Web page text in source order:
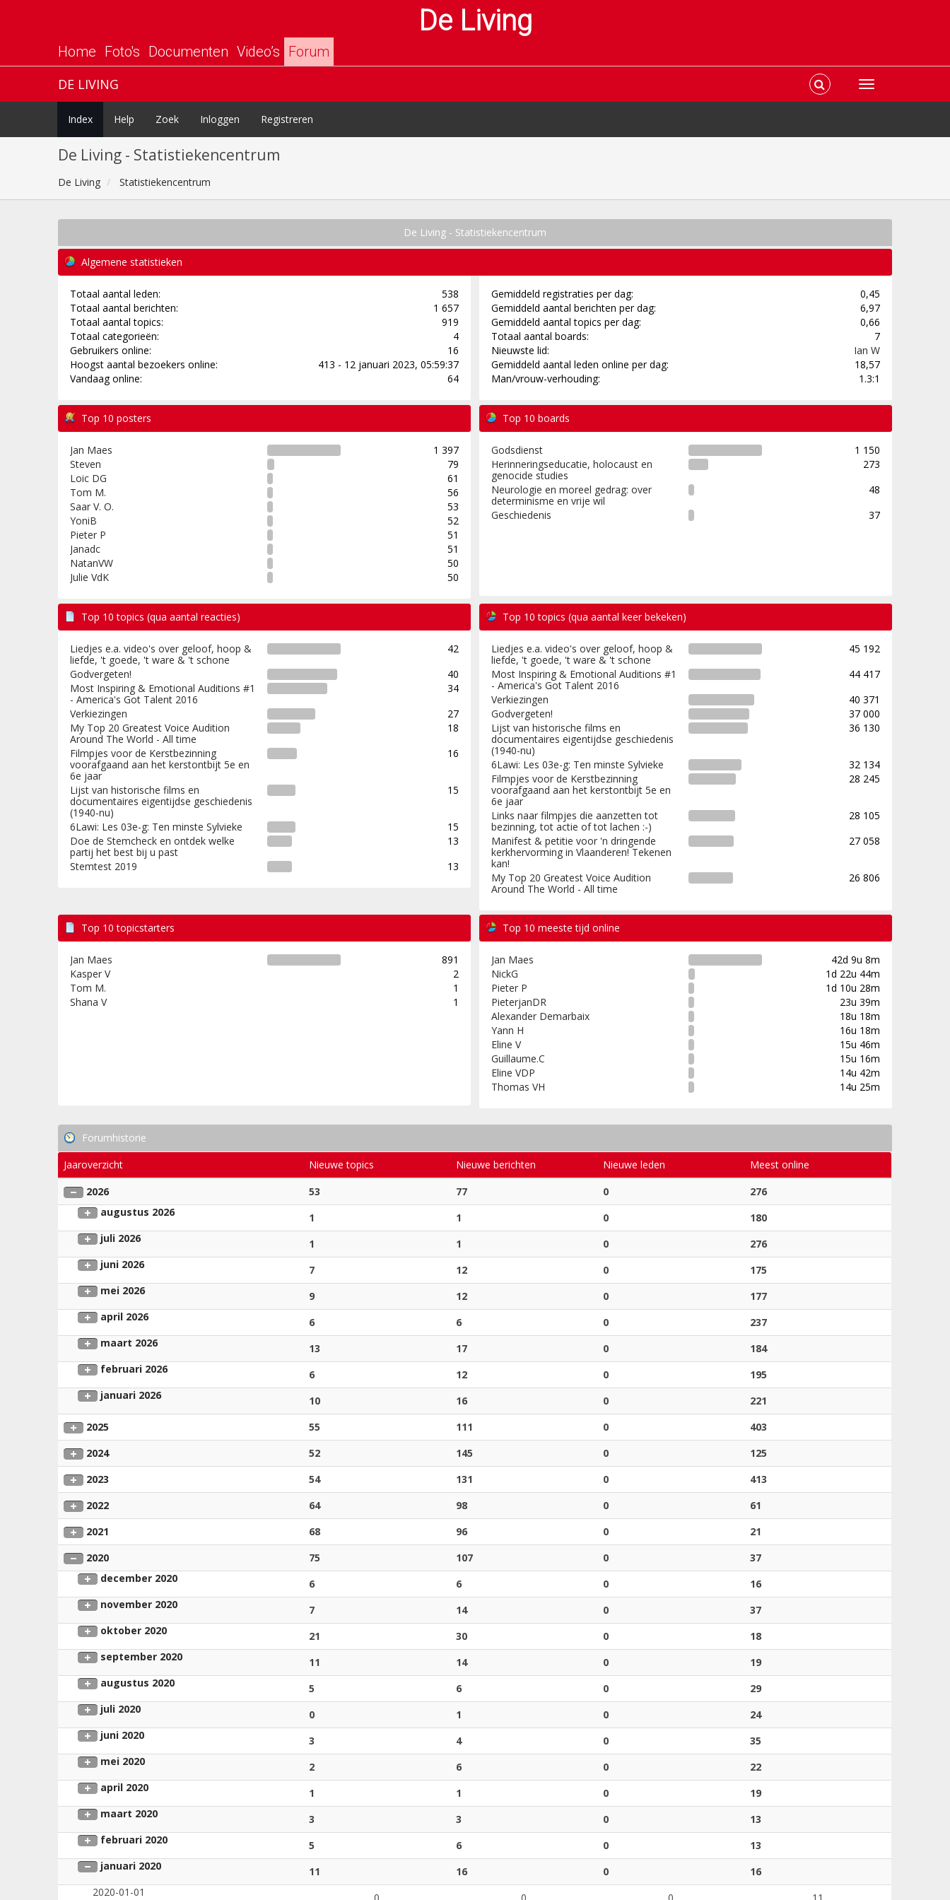
De Living
Home Foto's Documenten Video’s Forum
DE LIVING
Index Help Zoek Inloggen Registreren
De Living - Statistiekencentrum
De Living Statistiekencentrum
De Living - Statistiekencentrum
Algemene statistieken
Totaal aantal leden:
538
Totaal aantal berichten:
1 657
Totaal aantal topics:
919
Totaal categorieën:
4
Gebruikers online:
16
Hoogst aantal bezoekers online:
413 - 12 januari 2023, 05:59:37
Vandaag online:
64
Gemiddeld registraties per dag:
0,45
Gemiddeld aantal berichten per dag:
6,97
Gemiddeld aantal topics per dag:
0,66
Totaal aantal boards:
7
Nieuwste lid:
Ian W
Gemiddeld aantal leden online per dag:
18,57
Man/vrouw-verhouding:
1.3:1
Top 10 posters
Jan Maes
1 397
Steven
79
Loic DG
61
Tom M.
56
Saar V. O.
53
YoniB
52
Pieter P
51
Janadc
51
NatanVW
50
Julie VdK
50
Top 10 boards
Godsdienst
1 150
Herinneringseducatie, holocaust en
genocide studies
273
Neurologie en moreel gedrag: over
determinisme en vrije wil
48
Geschiedenis
37
Top 10 topics (qua aantal reacties)
Liedjes e.a. video's over geloof, hoop &
liefde, 't goede, 't ware & 't schone
42
Godvergeten!
40
Most Inspiring & Emotional Auditions #1
- America's Got Talent 2016
34
Verkiezingen
27
My Top 20 Greatest Voice Audition
Around The World - All time
18
Filmpjes voor de Kerstbezinning
voorafgaand aan het kerstontbijt 5e en
6e jaar
16
Lijst van historische films en
documentaires eigentijdse geschiedenis
(1940-nu)
15
6Lawi: Les 03e-g: Ten minste Sylvieke
15
Doe de Stemcheck en ontdek welke
partij het best bij u past
13
Stemtest 2019
13
Top 10 topics (qua aantal keer bekeken)
Liedjes e.a. video's over geloof, hoop &
liefde, 't goede, 't ware & 't schone
45 192
Most Inspiring & Emotional Auditions #1
- America's Got Talent 2016
44 417
Verkiezingen
40 371
Godvergeten!
37 000
Lijst van historische films en
documentaires eigentijdse geschiedenis
(1940-nu)
36 130
6Lawi: Les 03e-g: Ten minste Sylvieke
32 134
Filmpjes voor de Kerstbezinning
voorafgaand aan het kerstontbijt 5e en
6e jaar
28 245
Links naar filmpjes die aanzetten tot
bezinning, tot actie of tot lachen :-)
28 105
Manifest & petitie voor 'n dringende
kerkhervorming in Vlaanderen! Tekenen
kan!
27 058
My Top 20 Greatest Voice Audition
Around The World - All time
26 806
Top 10 topicstarters
Jan Maes
891
Kasper V
2
Tom M.
1
Shana V
1
Top 10 meeste tijd online
Jan Maes
42d 9u 8m
NickG
1d 22u 44m
Pieter P
1d 10u 28m
PieterjanDR
23u 39m
Alexander Demarbaix
18u 18m
Yann H
16u 18m
Eline V
15u 46m
Guillaume.C
15u 16m
Eline VDP
14u 42m
Thomas VH
14u 25m
Forumhistorie
Jaaroverzicht
Nieuwe topics Nieuwe berichten Nieuwe leden
Meest online
2026
53 77 0
276
augustus 2026
1 1 0
180
juli 2026
1 1 0
276
juni 2026
7 12 0
175
mei 2026
9 12 0
177
april 2026
6 6 0
237
maart 2026
13 17 0
184
februari 2026
6 12 0
195
januari 2026
10 16 0
221
2025
55 111 0
403
2024
52 145 0
125
2023
54 131 0
413
2022
64 98 0
61
2021
68 96 0
21
2020
75 107 0
37
december 2020
6 6 0
16
november 2020
7 14 0
37
oktober 2020
21 30 0
18
september 2020
11 14 0
19
augustus 2020
5 6 0
29
juli 2020
0 1 0
24
juni 2020
3 4 0
35
mei 2020
2 6 0
22
april 2020
1 1 0
19
maart 2020
3 3 0
13
februari 2020
5 6 0
13
januari 2020
11 16 0
16
2020-01-01